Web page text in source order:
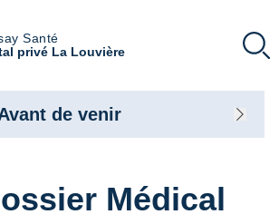
Santé
privé La Louvière
Médical
de venir